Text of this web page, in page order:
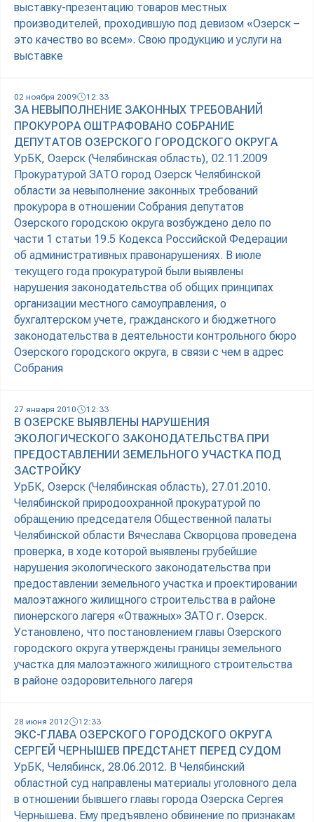
выставку-презентацию товаров местных
производителей, проходившую под девизом «Озерск –
это качество во всем». Свою продукцию и услуги на
выставке
02 ноября 2009 12:33
ЗА НЕВЫПОЛНЕНИЕ ЗАКОННЫХ ТРЕБОВАНИЙ
ПРОКУРОРА ОШТРАФОВАНО СОБРАНИЕ
ДЕПУТАТОВ ОЗЕРСКОГО ГОРОДСКОГО ОКРУГА
УрБК, Озерск (Челябинская область), 02.11.2009
Прокуратурой ЗАТО город Озерск Челябинской
области за невыполнение законных требований
прокурора в отношении Собрания депутатов
Озерского городскою округа возбуждено дело по
части 1 статьи 19.5 Кодекса Российской Федерации
об административных правонарушениях. В июле
текущего года прокуратурой были выявлены
нарушения законодательства об общих принципах
организации местного самоуправления, о
бухгалтерском учете, гражданского и бюджетного
законодательства в деятельности контрольного бюро
Озерского городского округа, в связи с чем в адрес
Собрания
27 января 2010 12:33
В ОЗЕРСКЕ ВЫЯВЛЕНЫ НАРУШЕНИЯ
ЭКОЛОГИЧЕСКОГО ЗАКОНОДАТЕЛЬСТВА ПРИ
ПРЕДОСТАВЛЕНИИ ЗЕМЕЛЬНОГО УЧАСТКА ПОД
ЗАСТРОЙКУ
УрБК, Озерск (Челябинская область), 27.01.2010.
Челябинской природоохранной прокуратурой по
обращению председателя Общественной палаты
Челябинской области Вячеслава Скворцова проведена
проверка, в ходе которой выявлены грубейшие
нарушения экологического законодательства при
предоставлении земельного участка и проектировании
малоэтажного жилищного строительства в районе
пионерского лагеря «Отважных» ЗАТО г. Озерск.
Установлено, что постановлением главы Озерского
городского округа утверждены границы земельного
участка для малоэтажного жилищного строительства
в районе оздоровительного лагеря
28 июня 2012 12:33
ЭКС-ГЛАВА ОЗЕРСКОГО ГОРОДСКОГО ОКРУГА
СЕРГЕЙ ЧЕРНЫШЕВ ПРЕДСТАНЕТ ПЕРЕД СУДОМ
УрБК, Челябинск, 28.06.2012. В Челябинский
областной суд направлены материалы уголовного дела
в отношении бывшего главы города Озерска Сергея
Чернышева. Ему предъявлено обвинение по признакам